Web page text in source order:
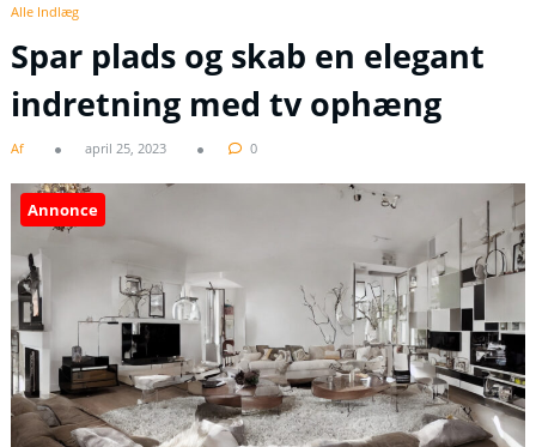
Alle Indlæg
Spar plads og skab en elegant
indretning med tv ophæng
Af april 25, 2023 0
Annonce